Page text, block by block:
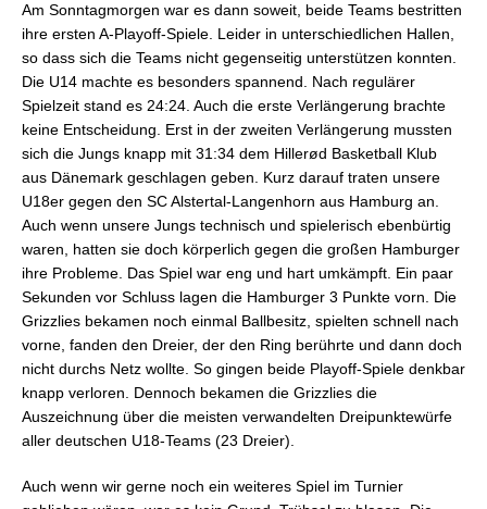
Am Sonntagmorgen war es dann soweit, beide Teams bestritten
ihre ersten A-Playoff-Spiele. Leider in unterschiedlichen Hallen,
so dass sich die Teams nicht gegenseitig unterstützen konnten.
Die U14 machte es besonders spannend. Nach regulärer
Spielzeit stand es 24:24. Auch die erste Verlängerung brachte
keine Entscheidung. Erst in der zweiten Verlängerung mussten
sich die Jungs knapp mit 31:34 dem Hillerød Basketball Klub
aus Dänemark geschlagen geben. Kurz darauf traten unsere
U18er gegen den SC Alstertal-Langenhorn aus Hamburg an.
Auch wenn unsere Jungs technisch und spielerisch ebenbürtig
waren, hatten sie doch körperlich gegen die großen Hamburger
ihre Probleme. Das Spiel war eng und hart umkämpft. Ein paar
Sekunden vor Schluss lagen die Hamburger 3 Punkte vorn. Die
Grizzlies bekamen noch einmal Ballbesitz, spielten schnell nach
vorne, fanden den Dreier, der den Ring berührte und dann doch
nicht durchs Netz wollte. So gingen beide Playoff-Spiele denkbar
knapp verloren. Dennoch bekamen die Grizzlies die
Auszeichnung über die meisten verwandelten Dreipunktewürfe
aller deutschen U18-Teams (23 Dreier).
Auch wenn wir gerne noch ein weiteres Spiel im Turnier